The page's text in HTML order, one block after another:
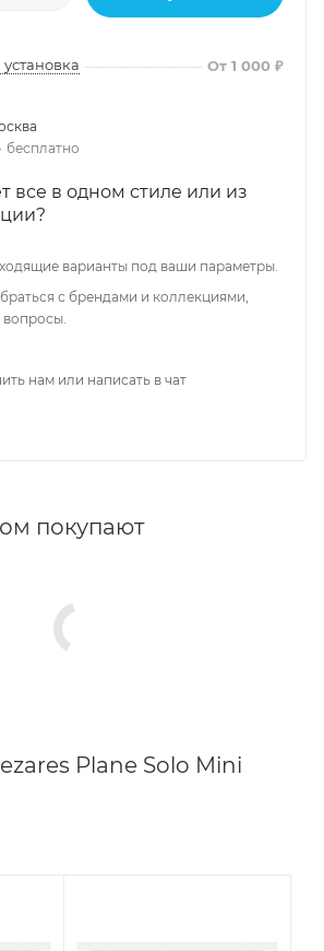
От 1 000 ₽
бесплатно
все в одном стиле или из
варианты под ваши параметры.
с брендами и коллекциями,
вопросы.
нам или написать в чат
покупают
Plane Solo Mini